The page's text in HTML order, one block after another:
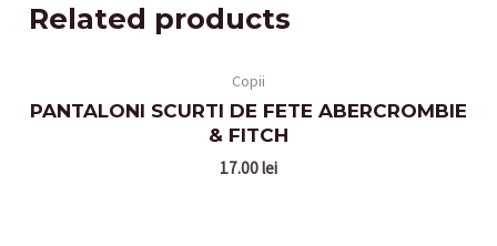
Related products
Copii
PANTALONI SCURTI DE FETE ABERCROMBIE
& FITCH
17.00lei